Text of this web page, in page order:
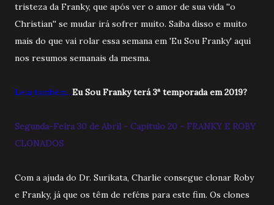
tristeza da Franky, que após ver o amor de sua vida ''o
Christian'' se mudar irá sofrer muito. Saiba disso e muito
mais do que vai rolar essa semana em 'Eu Sou Franky' aqui
nos resumos semanais da mesma.
Leia também...Eu Sou Franky terá 3ª temporada em 2019?
Segunda-Feira 30 de Abril - Capitulo 20 - FRANKY E ROBY
CLONADOS
Com a ajuda do Dr. Surikata, Charlie consegue clonar Roby
e Franky, já que os têm de reféns para este fim. Os clones